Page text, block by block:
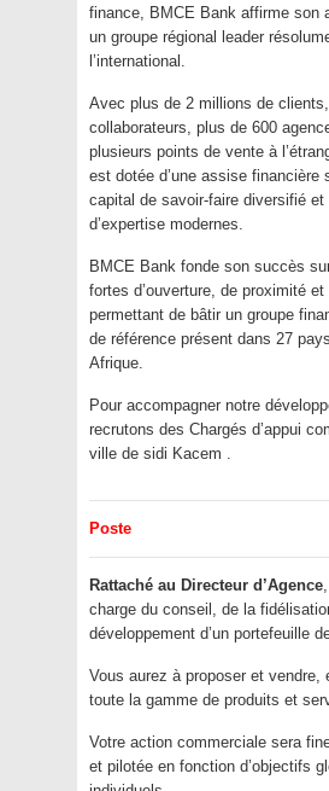
finance, BMCE Bank affirme son
un groupe régional leader
l’international.
Avec plus de 2 millions de
collaborateurs, plus de 600
plusieurs points de vente à
est dotée d’une assise financière
capital de savoir-faire diversifié et
d’expertise modernes.
BMCE Bank fonde son succès
fortes d’ouverture, de proximité et
permettant de bâtir un groupe
de référence présent dans 27
Afrique.
Pour accompagner notre
recrutons des Chargés d’appui
ville de sidi Kacem .
Poste
Rattaché au Directeur d’Agence
charge du conseil, de la
développement d’un portefeuille
Vous aurez à proposer et vendre,
toute la gamme de produits et
Votre action commerciale sera
et pilotée en fonction d’objectifs